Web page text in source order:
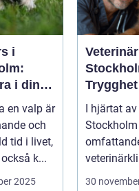
i
i din
en valp är
och
tid i livet,
k...
2025
kvalitet
fyrbenta
I hjärtat av
30